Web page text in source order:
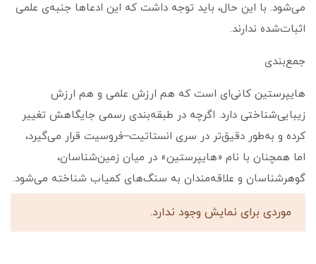
می‌شود. با این حال، باید توجه داشت که این ادعاها جنبه‌ی علمی
اثبات‌شده ندارند.
جمع‌بندی
هایپرستین کانی‌ای است که هم ارزش علمی و هم ارزش
زیبایی‌شناختی دارد. اگرچه در طبقه‌بندی رسمی جایگاهش تغییر
کرده و به‌طور دقیق‌تر در سری انستاتیت–فروسیت قرار می‌گیرد،
اما همچنان با نام «هایپرستین» در میان زمین‌شناسان،
گوهرشناسان و علاقه‌مندان به سنگ‌های کمیاب شناخته می‌شود.
موردی برای نمایش وجود ندارد.